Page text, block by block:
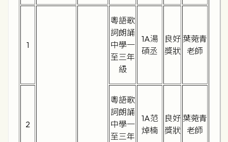
1
粵語歌
詞朗誦
中學一
至三年
級
1A湯
碩丞
良好
獎狀
葉菀青
老師
2
粵語歌
詞朗誦
中學一
至三年
1A范
焯楠
良好
獎狀
葉菀青
老師